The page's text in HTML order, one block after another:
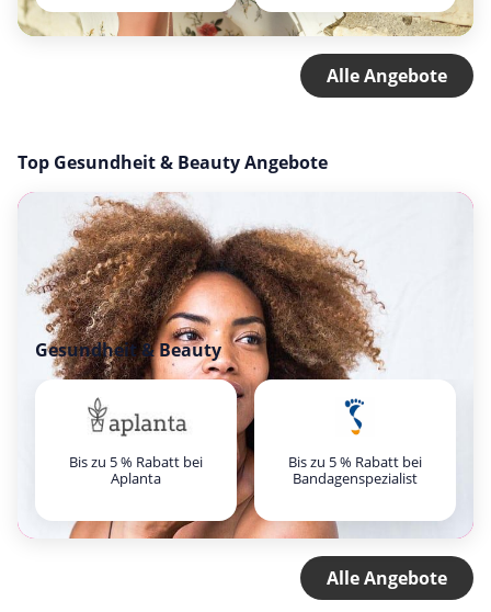
Alle Angebote
Top Gesundheit & Beauty Angebote
Gesundheit & Beauty
Bis zu 5 % Rabatt bei
Aplanta
Bis zu 5 % Rabatt bei
Bandagenspezialist
Alle Angebote